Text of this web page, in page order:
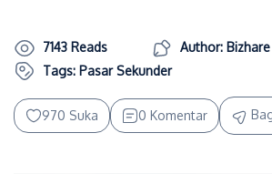
7143 Reads
Author:
Tags: Pasar Sekunder
970 Suka 0 Komentar